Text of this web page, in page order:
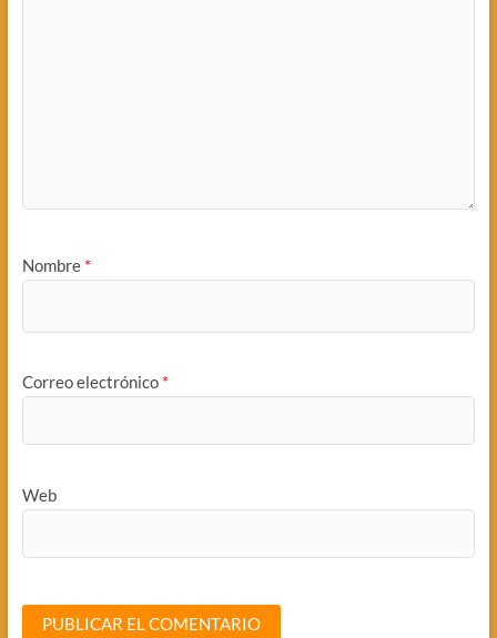
Nombre *
Correo electrónico *
Web